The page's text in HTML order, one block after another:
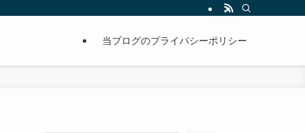
当ブログのプライバシーポリシー